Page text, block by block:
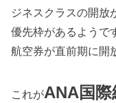
ジネスクラスの開放
優先枠があるようで
航空券が直前期に開
これがANA国